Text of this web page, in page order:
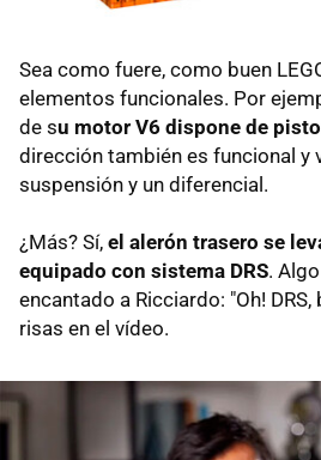
Sea como fuere, como buen
elementos funcionales. Por
de su motor V6 dispone de
dirección también es funcional y
suspensión y un diferencial.
¿Más? Sí, el alerón trasero se
equipado con sistema DRS.
encantado a Ricciardo: "Oh!
risas en el vídeo.